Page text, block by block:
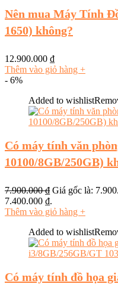
Nên mua Máy Tính
1650) không?
12.900.000 ₫
Thêm vào giỏ hàng +
- 6%
Added to wishlist
Có máy tính văn
10100/8GB/250GB)
7.900.000₫ Giá gốc là:
7.400.000 ₫.
Thêm vào giỏ hàng +
Added to wishlist
Có máy tính đồ họa